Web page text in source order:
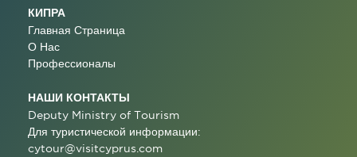
КИПРА
Главная Страница
О Нас
Профессионалы
НАШИ КОНТАКТЫ
Deputy Ministry of Tourism
Для туристической информации:
cytour@visitcyprus.com